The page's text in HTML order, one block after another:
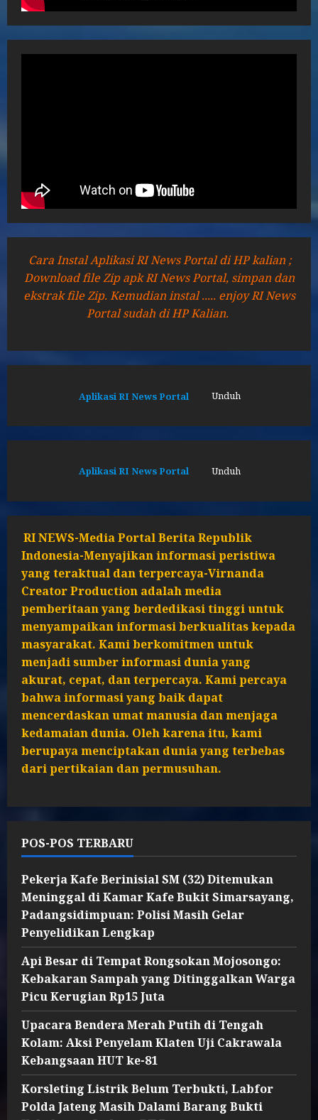
Cara Instal Aplikasi RI News Portal di HP kalian ;
Download file Zip apk RI News Portal, simpan dan
ekstrak file Zip. Kemudian instal ..... enjoy RI News
Portal sudah di HP Kalian.
Aplikasi RI News Portal Unduh
Aplikasi RI News Portal Unduh
RI NEWS-Media Portal Berita Republik
Indonesia-Menyajikan informasi peristiwa
yang teraktual dan terpercaya-Virnanda
Creator Production adalah media
pemberitaan yang berdedikasi tinggi untuk
menyampaikan informasi berkualitas kepada
masyarakat. Kami berkomitmen untuk
menjadi sumber informasi dunia yang
akurat, cepat, dan terpercaya. Kami percaya
bahwa informasi yang baik dapat
mencerdaskan umat manusia dan menjaga
kedamaian dunia. Oleh karena itu, kami
berupaya menciptakan dunia yang terbebas
dari pertikaian dan permusuhan.
POS-POS TERBARU
Pekerja Kafe Berinisial SM (32) Ditemukan
Meninggal di Kamar Kafe Bukit Simarsayang,
Padangsidimpuan: Polisi Masih Gelar
Penyelidikan Lengkap
Api Besar di Tempat Rongsokan Mojosongo:
Kebakaran Sampah yang Ditinggalkan Warga
Picu Kerugian Rp15 Juta
Upacara Bendera Merah Putih di Tengah
Kolam: Aksi Penyelam Klaten Uji Cakrawala
Kebangsaan HUT ke-81
Korsleting Listrik Belum Terbukti, Labfor
Polda Jateng Masih Dalami Barang Bukti